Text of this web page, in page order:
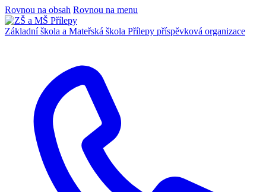
Rovnou na obsah Rovnou na menu
Základní škola a Mateřská škola Přílepy příspěvková organizace